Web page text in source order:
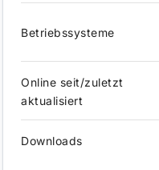
Betriebssysteme
Online seit/zuletzt
aktualisiert
Downloads